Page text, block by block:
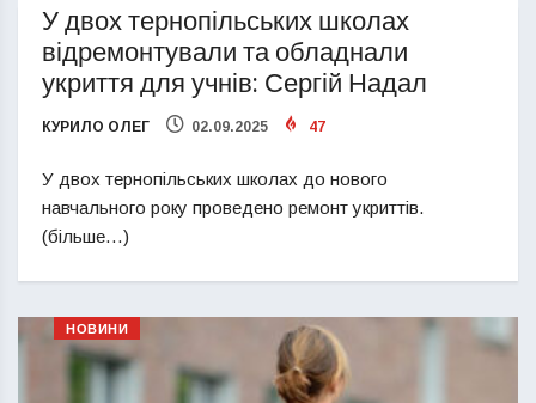
У двох тернопільських школах
відремонтували та обладнали
укриття для учнів: Сергій Надал
КУРИЛО ОЛЕГ 02.09.2025 47
У двох тернопільських школах до нового
навчального року проведено ремонт укриттів.
(більше…)
НОВИНИ